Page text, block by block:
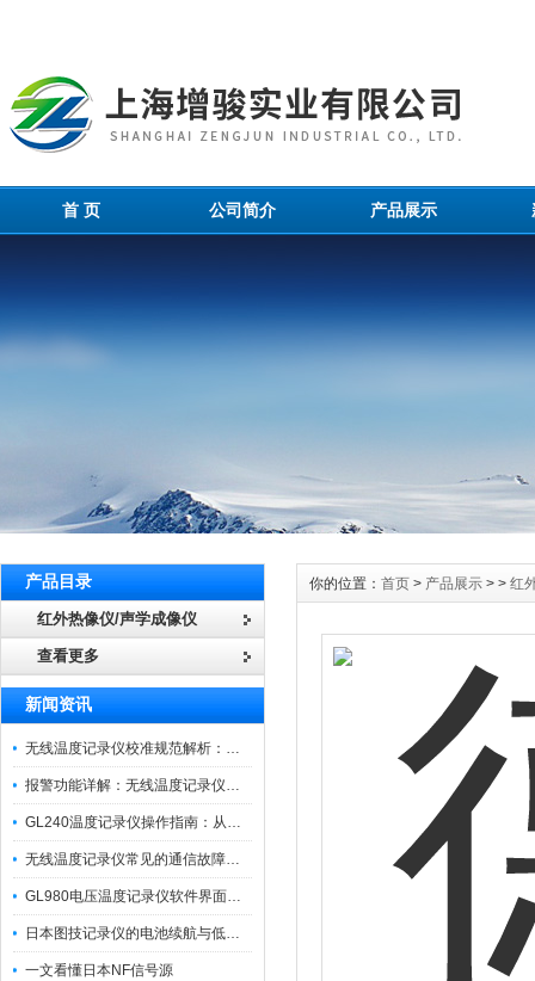
首 页 公司简介 产品展示
产品目录
红外热像仪/声学成像仪
查看更多
新闻资讯
无线温度记录仪校准规范解析：从多点比对到不确定度评定的实操流程
报警功能详解：无线温度记录仪的阈值设定与通知机制
GL240温度记录仪操作指南：从开箱、接线到数据导出的标准化流程
无线温度记录仪常见的通信故障诊断与排除指南
GL980电压温度记录仪软件界面功能与使用技巧
日本图技记录仪的电池续航与低功耗模式适用场景分析
一文看懂日本NF信号源
你的位置： 首页 > 产品展示 > > 红